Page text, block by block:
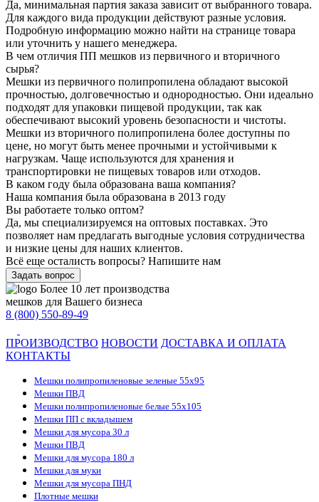
Да, минимальная партия заказа зависит от выбранного товара.
Для каждого вида продукции действуют разные условия.
Подробную информацию можно найти на странице товара
или уточнить у нашего менеджера.
В чем отличия ПП мешков из первичного и вторичного
сырья?
Мешки из первичного полипропилена обладают высокой
прочностью, долговечностью и однородностью. Они идеально
подходят для упаковки пищевой продукции, так как
обеспечивают высокий уровень безопасности и чистоты.
Мешки из вторичного полипропилена более доступны по
цене, но могут быть менее прочными и устойчивыми к
нагрузкам. Чаще используются для хранения и
транспортировки не пищевых товаров или отходов.
В каком году была образована ваша компания?
Наша компания была образована в 2013 году
Вы работаете только оптом?
Да, мы специализируемся на оптовых поставках. Это
позволяет нам предлагать выгодные условия сотрудничества
и низкие цены для наших клиентов.
Всё еще осталисть вопросы? Напишите нам
Задать вопрос
Более 10 лет производства
мешков для Вашего бизнеса
8 (800) 550-89-49
ПРОИЗВОДСТВО НОВОСТИ ДОСТАВКА И ОПЛАТА
КОНТАКТЫ
Мешки полипропиленовые зеленые 55х95
Мешки ПВД
Мешки полипропиленовые белые 55х105
Мешки ПП с вкладышем
Мешки для мусора 30 л
Мешки ПВД
Мешки для мусора 180 л
Мешки для муки
Мешки для мусора ПНД
Плотные мешки